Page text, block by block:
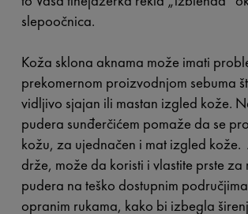
slepoočnica.
Koža sklona aknama može imati
prekomernom proizvodnjom sebuma
vidljivo sjajan ili mastan izgled kože.
pudera sunđerčićem pomaže da se
kožu, za ujednačen i mat izgled
drže, može da koristi i vlastite prste
pudera na teško dostupnim
opranim rukama, kako bi izbegla